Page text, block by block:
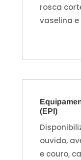
rosca
vaselina
(EPI)
ouvido,
e couro,